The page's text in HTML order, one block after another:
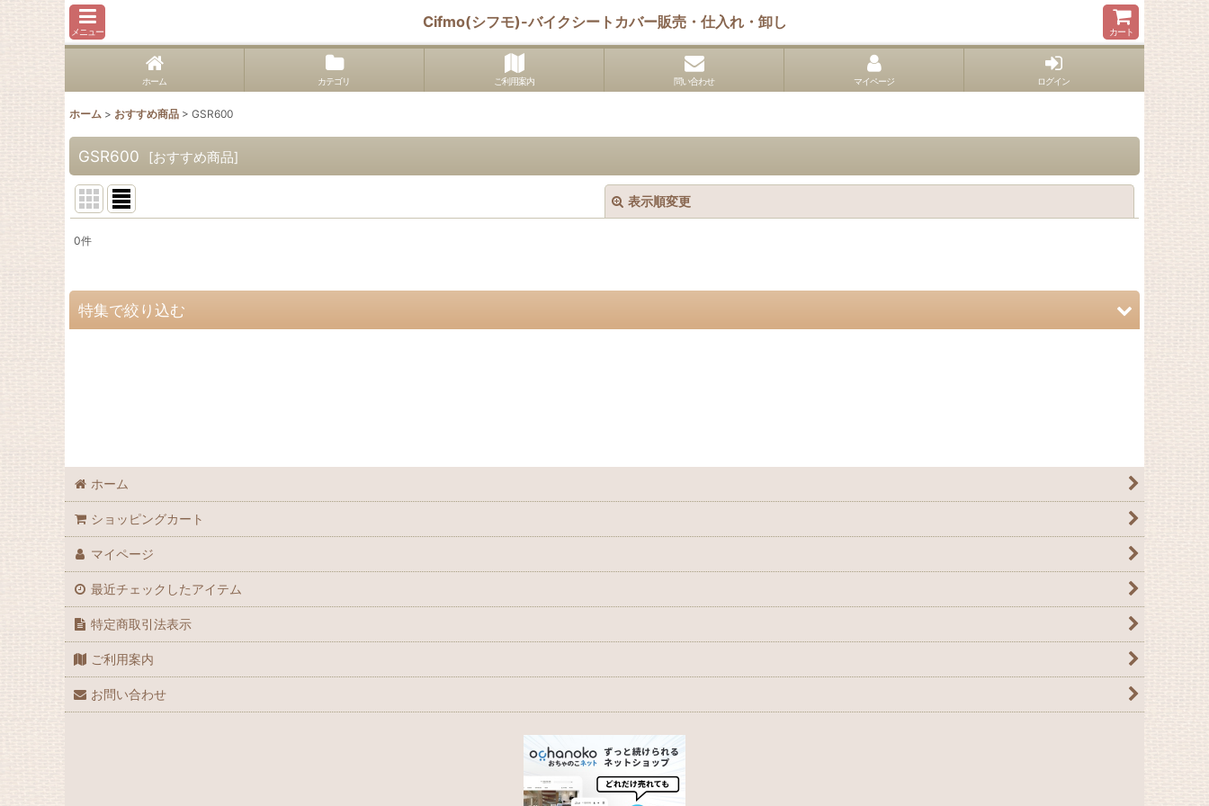
メニュー
Cifmo(シフモ)-バイクシートカバー販売・仕入れ・卸し
カート
ホーム カテゴリ ご利用案内 問い合わせ マイページ ログイン
ホーム > おすすめ商品 > GSR600
GSR600 [おすすめ商品]
表示順変更
並び順 :
0件
特集で絞り込む
Ninja H2
Ninja ZX-10R
Ninja ZX-10R SE
Ninja ZX-10RR
Ninja ZX-14
ホーム
ショッピングカート
マイページ
最近チェックしたアイテム
特定商取引法表示
ご利用案内
お問い合わせ